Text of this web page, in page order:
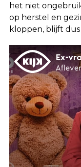
het niet
op herstel en
kloppen, blijft